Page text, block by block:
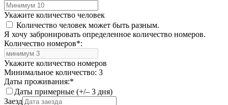
Укажите количество человек
Количество человек может быть разным.
Я хочу забронировать определенное количество номеров.
Количество номеров*:
Укажите количество номеров
Минимальное количество: 3
Даты проживания:*
Даты примерные (+/– 3 дня)
Заезд